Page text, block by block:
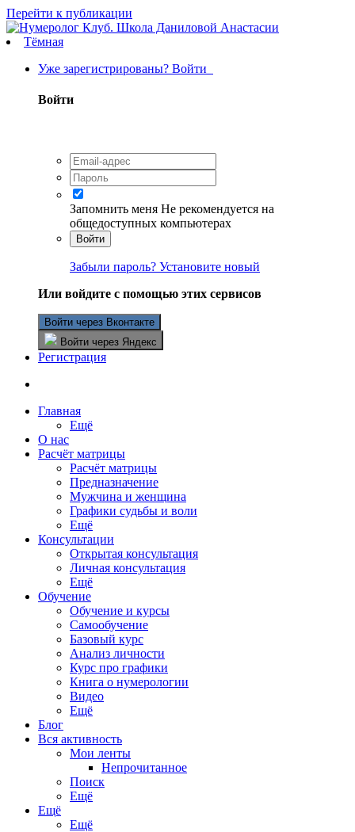
Перейти к публикации
Тёмная
Уже зарегистрированы? Войти
Войти
Запомнить меня Не рекомендуется на
общедоступных компьютерах
Войти
Забыли пароль? Установите новый
Или войдите с помощью этих сервисов
Войти через Вконтакте
Войти через Яндекс
Регистрация
Главная
Ещё
О нас
Расчёт матрицы
Расчёт матрицы
Предназначение
Мужчина и женщина
Графики судьбы и воли
Ещё
Консультации
Открытая консультация
Личная консультация
Ещё
Обучение
Обучение и курсы
Самообучение
Базовый курс
Анализ личности
Курс про графики
Книга о нумерологии
Видео
Ещё
Блог
Вся активность
Мои ленты
Непрочитанное
Поиск
Ещё
Ещё
Ещё